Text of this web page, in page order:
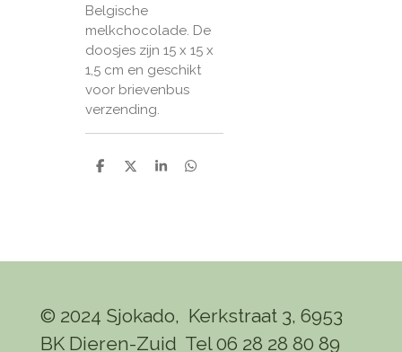
Belgische
melkchocolade. De
doosjes zijn 15 x 15 x
1,5 cm en geschikt
voor brievenbus
verzending.
D
D
S
D
© 2024 Sjokado, Kerkstraat 3, 6953
BK Dieren-Zuid Tel 06 28 28 80 89